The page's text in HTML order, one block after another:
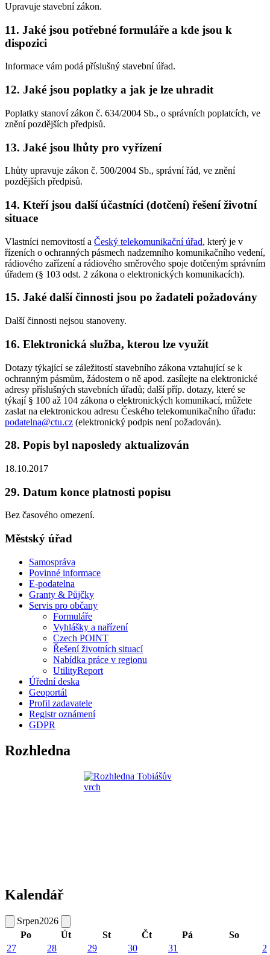
Upravuje stavební zákon.
11. Jaké jsou potřebné formuláře a kde jsou k
dispozici
Informace vám podá příslušný stavební úřad.
12. Jaké jsou poplatky a jak je lze uhradit
Poplatky stanoví zákon č. 634/2004 Sb., o správních poplatcích, ve
znění pozdějších předpisů.
13. Jaké jsou lhůty pro vyřízení
Lhůty upravuje zákon č. 500/2004 Sb., správní řád, ve znění
pozdějších předpisů.
14. Kteří jsou další účastníci (dotčení) řešení životní
situace
Vlastníci nemovitostí a Český telekomunikační úřad, který je v
řízeních o ochranných pásmech nadzemního komunikačního vedení,
rádiového zařízení a rádiového směrového spoje dotčeným správním
úřadem (§ 103 odst. 2 zákona o elektronických komunikacích).
15. Jaké další činnosti jsou po žadateli požadovány
Další činnosti nejsou stanoveny.
16. Elektronická služba, kterou lze využít
Dotazy týkající se záležitostí stavebního zákona vztahující se k
ochranným pásmům, žádostem o ně apod. zasílejte na elektronické
adresy příslušných stavebních úřadů; další příp. dotazy, které se
týkají § 100 až 104 zákona o elektronických komunikací, můžete
zaslat na elektronickou adresu Českého telekomunikačního úřadu:
podatelna@ctu.cz (elektronický podpis není požadován).
28. Popis byl naposledy aktualizován
18.10.2017
29. Datum konce platnosti popisu
Bez časového omezení.
Městský úřad
Samospráva
Povinné informace
E-podatelna
Granty & Půjčky
Servis pro občany
Formuláře
Vyhlášky a nařízení
Czech POINT
Řešení životních situací
Nabídka práce v regionu
UtilityReport
Úřední deska
Geoportál
Profil zadavatele
Registr oznámení
GDPR
Rozhledna
Kalendář
Srpen2026
Po
Út St Čt Pá
So
27
28
29
30
31
2